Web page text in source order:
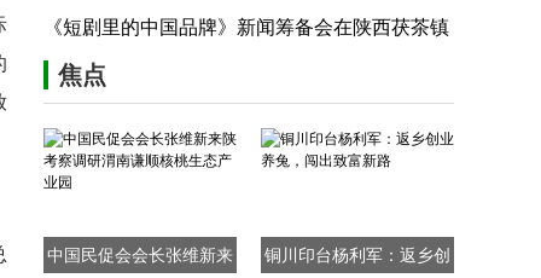
究院组委会主任方建文
《短剧里的中国品牌》新闻筹备会在陕西茯茶镇
举行
焦点
中国民促会会长张维新来
铜川印台杨利军：返乡创